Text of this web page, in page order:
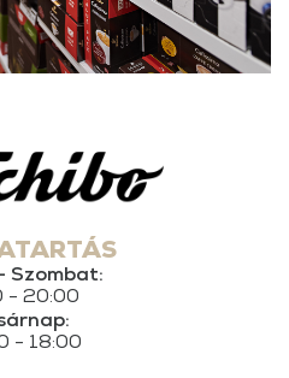
Szombat:
- 20:00
- 18:00